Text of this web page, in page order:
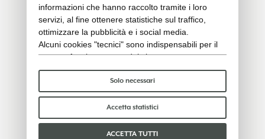
informazioni che hanno raccolto tramite i loro
servizi, al fine ottenere statistiche sul traffico,
ottimizzare la pubblicità e i social media.
Alcuni cookies "tecnici" sono indispensabili per il
corretto funzionamento del sito e non trattano o
condividono con terzi alcun dato personale. Per
saperne di più puoi consultare la nostra
policy.
Per favore, scegli quali cookie accettare:
Solo necessari
Accetta statistici
ACCETTA TUTTI